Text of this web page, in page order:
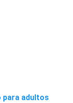
para adultos